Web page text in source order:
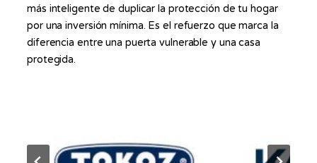
más inteligente de duplicar la protección de tu hogar
por una inversión mínima. Es el refuerzo que marca la
diferencia entre una puerta vulnerable y una casa
protegida.